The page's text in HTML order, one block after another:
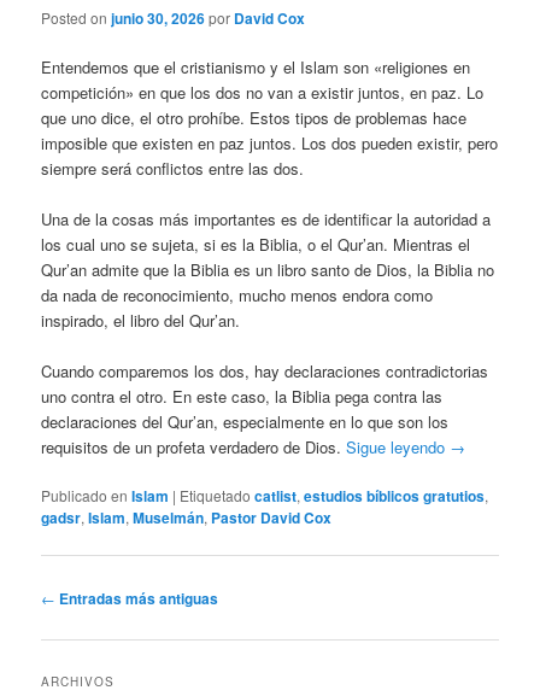
Posted onjunio 30, 2026por David Cox
Entendemos que el cristianismo y el Islam son «religiones en
competición» en que los dos no van a existir juntos, en paz. Lo
que uno dice, el otro prohíbe. Estos tipos de problemas hace
imposible que existen en paz juntos. Los dos pueden existir, pero
siempre será conflictos entre las dos.
Una de la cosas más importantes es de identificar la autoridad a
los cual uno se sujeta, si es la Biblia, o el Qur’an. Mientras el
Qur’an admite que la Biblia es un libro santo de Dios, la Biblia no
da nada de reconocimiento, mucho menos endora como
inspirado, el libro del Qur’an.
Cuando comparemos los dos, hay declaraciones contradictorias
uno contra el otro. En este caso, la Biblia pega contra las
declaraciones del Qur’an, especialmente en lo que son los
requisitos de un profeta verdadero de Dios.Sigue leyendo →
Publicado en Islam | Etiquetado catlist,estudios bíblicos gratutios,
gadsr,Islam,Muselmán, Pastor David Cox
Navegación
entradas
← Entradas más antiguas
ARCHIVOS